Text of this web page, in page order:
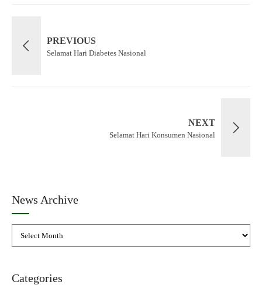
PREVIOUS
Selamat Hari Diabetes Nasional
NEXT
Selamat Hari Konsumen Nasional
News Archive
Categories